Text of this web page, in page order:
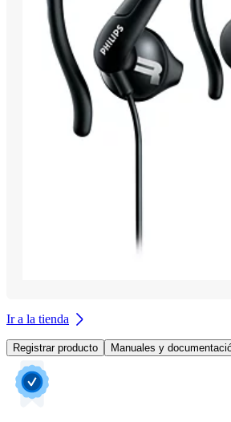
Ir a la tienda
Registrar producto Manuales y